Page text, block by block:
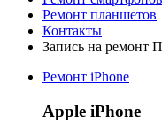
Ремонт планшетов
Контакты
Запись на ремонт
Ремонт iPhone
Apple iPhone